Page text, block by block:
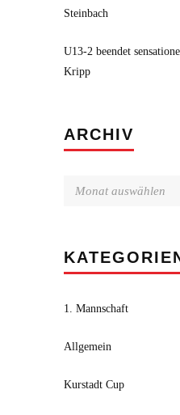
Steinbach
U13-2 beendet
Kripp
ARCHIV
1. Mannschaft
Allgemein
Kurstadt Cup